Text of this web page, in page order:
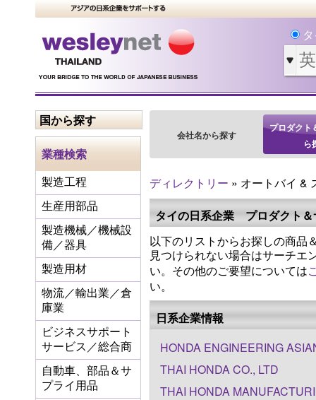
国から探す
業種検索
製造工程
生産用部品
製造機械／機械設
備／器具
製造用材
物流／輸出業／倉
庫業
ビジネスサポート
サービス／総合商
自動車、部品＆サ
プライ用品
会社名から探す
プロダクト
ら
ディレクトリー » オートバイ &
タイの日系企業 プロダクト＆
以下のリストからお探しの商品
見つけられない場合はサーチエ
い。その他のご要望については
い。
日系企業情報
HONDA ENGINEERING
THAI HONDA CO., LTD
THAI HONDA